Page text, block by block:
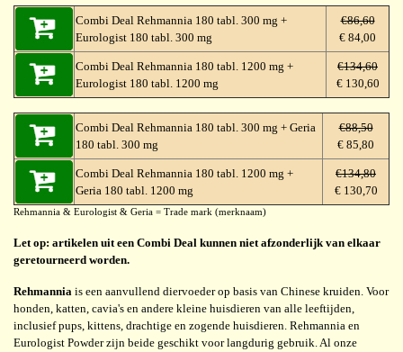
Combi Deal Rehmannia 180 tabl. 300 mg +
Eurologist 180 tabl. 300 mg
€86,60
€ 84,00
Combi Deal Rehmannia 180 tabl. 1200 mg +
Eurologist 180 tabl. 1200 mg
€134,60
€ 130,60
Combi Deal Rehmannia 180 tabl. 300 mg + Geria
180 tabl. 300 mg
€88,50
€ 85,80
Combi Deal Rehmannia 180 tabl. 1200 mg +
Geria 180 tabl. 1200 mg
€134,80
€ 130,70
Rehmannia & Eurologist & Geria = Trade mark (merknaam)
Let op: artikelen uit een Combi Deal kunnen niet afzonderlijk van elkaar
geretourneerd worden.
Rehmannia is een aanvullend diervoeder op basis van Chinese kruiden. Voor
honden, katten, cavia's en andere kleine huisdieren van alle leeftijden,
inclusief pups, kittens, drachtige en zogende huisdieren. Rehmannia en
Eurologist Powder zijn beide geschikt voor langdurig gebruik. Al onze